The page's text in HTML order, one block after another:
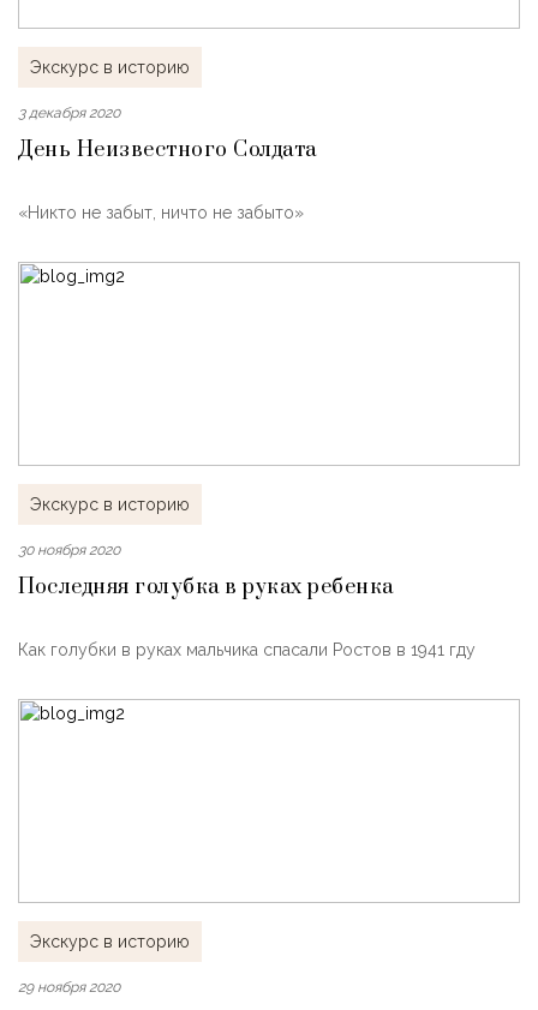
Экскурс в историю
3 декабря 2020
День Неизвестного Солдата
«Никто не забыт, ничто не забыто»
Экскурс в историю
30 ноября 2020
Последняя голубка в руках ребенка
Как голубки в руках мальчика спасали Ростов в 1941 гду
Экскурс в историю
29 ноября 2020